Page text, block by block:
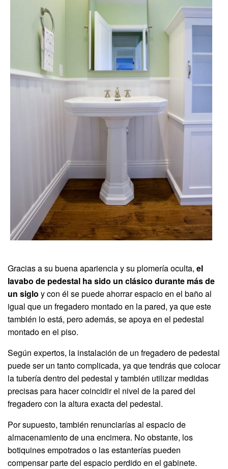
Gracias a su buena apariencia y su plomería oculta, el
lavabo de pedestal ha sido un clásico durante más de
un siglo y con él se puede ahorrar espacio en el baño al
igual que un fregadero montado en la pared, ya que este
también lo está, pero además, se apoya en el pedestal
montado en el piso.
Según expertos, la instalación de un fregadero de pedestal
puede ser un tanto complicada, ya que tendrás que colocar
la tubería dentro del pedestal y también utilizar medidas
precisas para hacer coincidir el nivel de la pared del
fregadero con la altura exacta del pedestal.
Por supuesto, también renunciarías al espacio de
almacenamiento de una encimera. No obstante, los
botiquines empotrados o las estanterías pueden
compensar parte del espacio perdido en el gabinete.